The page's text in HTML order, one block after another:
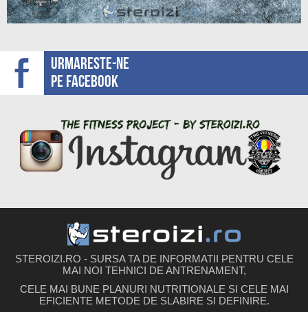
Urmareste-ne
pe facebook
STEROIZI.RO - SURSA TA DE INFORMATII PENTRU CELE
MAI NOI TEHNICI DE ANTRENAMENT,
CELE MAI BUNE PLANURI NUTRITIONALE SI CELE MAI
EFICIENTE METODE DE SLABIRE SI DEFINIRE.